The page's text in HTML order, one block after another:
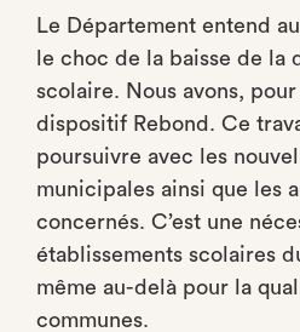
Le Département entend
le choc de la baisse de la
scolaire. Nous avons,
dispositif Rebond. Ce
poursuivre avec les
municipales ainsi que les
concernés. C’est une
établissements scolaires
même au-delà pour la
communes.